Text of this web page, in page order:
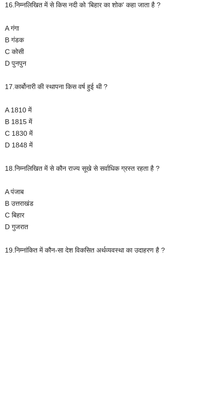
16.निम्नलिखित में से किस नदी को ‘बिहार का शोक’ कहा जाता है ?
A गंगा
B गंडक
C कोसी
D पुनपुन
17.कार्बोनारी की स्थापना किस वर्ष हुई थी ?
A 1810 में
B 1815 में
C 1830 में
D 1848 में
18.निम्नलिखित में से कौन राज्य सूखे से सर्वाधिक ग्रस्त रहता है ?
A पंजाब
B उत्तराखंड
C बिहार
D गुजरात
19.निम्नांकित में कौन-सा देश विकसित अर्थव्यवस्था का उदाहरण है ?